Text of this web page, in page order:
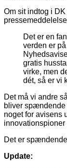
Om sit indtog i
Det er en
verden er
gratis
virke, men
dét, så er vi
Det må vi andre
bliver spændende
noget for avisens
innovationspioner
Det er
Update: